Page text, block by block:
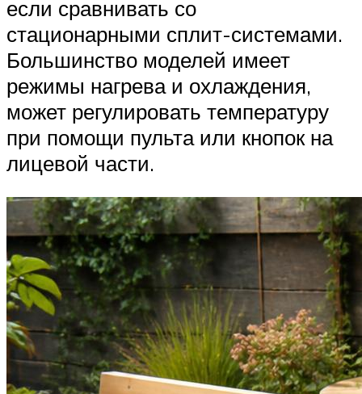
если сравнивать со
стационарными сплит-системами.
Большинство моделей имеет
режимы нагрева и охлаждения,
может регулировать температуру
при помощи пульта или кнопок на
лицевой части.